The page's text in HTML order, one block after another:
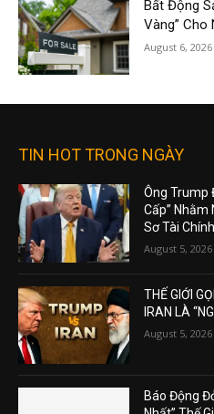
Bất Động
Vàng” Cho
August 6, 2026
TIN HOT TRONG NGÀY
Ông Trump
Cấp” Nhằm
Sơ Tài
August 5, 2026
THẾ GIỚI
IRAN LÀ
August 5, 2026
Báo Động